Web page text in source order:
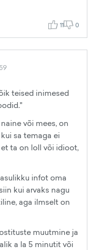
11 0
teised inimesed
või mees, on
sa temaga ei
ta on loll või idioot,
infot oma
kui arvaks nagu
aga ilmselt on
muutmine ja
a la 5 minutit või